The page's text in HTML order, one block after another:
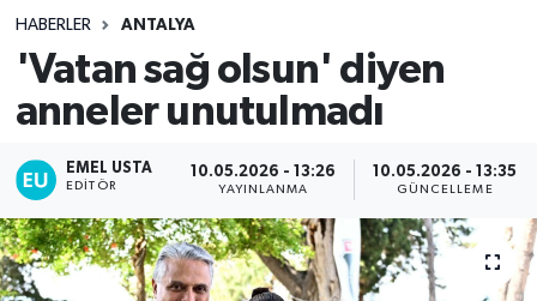
HABERLER ANTALYA
'Vatan sağ olsun' diyen
anneler unutulmadı
EMEL USTA
EDITÖR
10.05.2026 - 13:26
YAYINLANMA
10.05.2026 - 13:35
GÜNCELLEME